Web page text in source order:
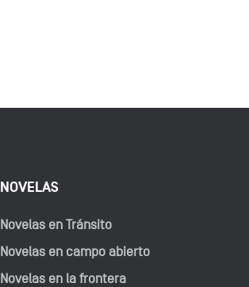
NOVELAS
Novelas en Tránsito
Novelas en campo abierto
Novelas en la frontera